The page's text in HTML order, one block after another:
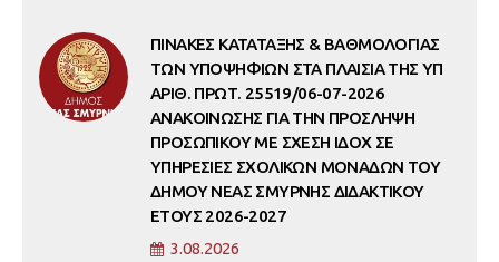
ΠΙΝΑΚΕΣ ΚΑΤΑΤΑΞΗΣ & ΒΑΘΜΟΛΟΓΙΑΣ
ΤΩΝ ΥΠΟΨΗΦΙΩΝ ΣΤΑ ΠΛΑΙΣΙΑ ΤΗΣ ΥΠ
ΑΡΙΘ. ΠΡΩΤ. 25519/06-07-2026
ΑΝΑΚΟΙΝΩΣΗΣ ΓΙΑ ΤΗΝ ΠΡΟΣΛΗΨΗ
ΠΡΟΣΩΠΙΚΟΥ ΜΕ ΣΧΕΣΗ ΙΔΟΧ ΣΕ
ΥΠΗΡΕΣΙΕΣ ΣΧΟΛΙΚΩΝ ΜΟΝΑΔΩΝ ΤΟΥ
ΔΗΜΟΥ ΝΕΑΣ ΣΜΥΡΝΗΣ ΔΙΔΑΚΤΙΚΟΥ
ΕΤΟΥΣ 2026-2027
3.08.2026